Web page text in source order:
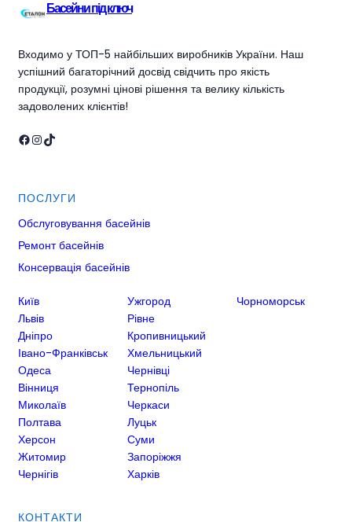
Басейни під ключ
Входимо у ТОП-5 найбільших виробників України. Наш
успішний багаторічний досвід свідчить про якість
продукції, розумні цінові рішення та велику кількість
задоволених клієнтів!
Facebook InstagramTikTok
ПОСЛУГИ
Обслуговування басейнів
Ремонт басейнів
Консервація басейнів
Київ
Львів
Дніпро
Івано-Франківськ
Одеса
Вінниця
Миколаїв
Полтава
Херсон
Житомир
Чернігів
Ужгород
Рівне
Кропивницький
Хмельницький
Чернівці
Тернопіль
Черкаси
Луцьк
Суми
Запоріжжя
Харків
Чорноморськ
КОНТАКТИ